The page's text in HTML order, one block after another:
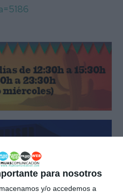
para nosotros
y/o accedemos a